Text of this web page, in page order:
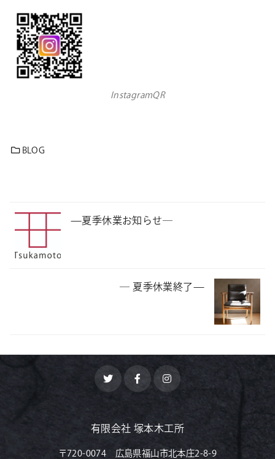
InstagramQR
BLOG
—夏季休業お知らせ―
― 夏季休業終了—
有限会社 塚本木工所
〒720-0074 広島県福山市北本庄2-8-9